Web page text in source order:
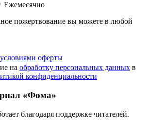
Ежемесячно
пожертвование вы можете в любой
условиями оферты
на обработку персональных данных в
конфиденциальности
«Фома»
благодаря поддержке читателей.